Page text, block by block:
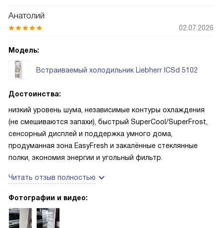
Анатолий
02.07.2026
Модель:
Встраиваемый холодильник Liebherr ICSd 5102
Достоинства:
низкий уровень шума, независимые контуры охлаждения
(не смешиваются запахи), быстрый SuperCool/SuperFrost,
сенсорный дисплей и поддержка умного дома,
продуманная зона EasyFresh и закалённые стеклянные
полки, экономия энергии и угольный фильтр.
Читать отзыв полностью
Фотографии и видео: